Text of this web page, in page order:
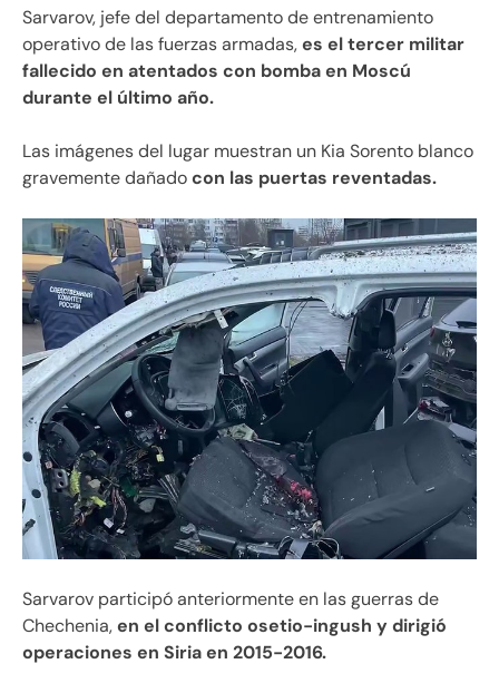
Sarvarov, jefe del departamento de entrenamiento
operativo de las fuerzas armadas,es el tercer militar
fallecido en atentados con bomba en Moscú
durante el último año.
Las imágenes del lugar muestran un Kia Sorento blanco
gravemente dañadocon las puertas reventadas.
Sarvarov participó anteriormente en las guerras de
Chechenia,en el conflicto osetio-ingush y dirigió
operaciones en Siria en 2015-2016.